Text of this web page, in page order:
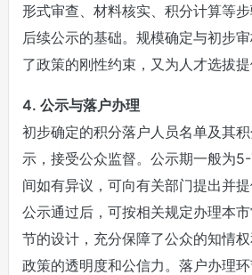
形式审查、材料核实、积分计算等
后续公示的基础。规模确定与初步
了政策的刚性约束，又为人才选拔提
4. 公示与落户办理
初步确定的积分落户人员名单及其
示，接受公众监督。公示期一般为
间如有异议，可向有关部门提出并提
公示通过后，可按相关规定办理本
节的设计，充分保障了公众的知情
政策的透明度和公信力。落户办理